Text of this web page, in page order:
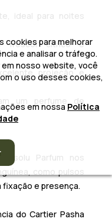
ideal para noites
frescor cítrico e
projeção e
um perfume de
Parfum nos
como pulsos
e presença.
doCartier Pasha
cookies para melhorar
e analisar o tráfego.
em nosso website, você
o uso desses cookies,
em nossaPolítica